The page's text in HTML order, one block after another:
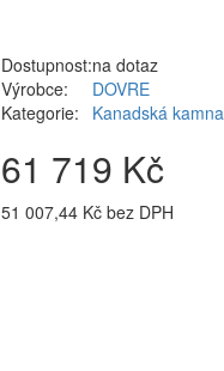
Dostupnost:na dotaz
Výrobce:
DOVRE
Kategorie:
Kanadská kamna
61 719 Kč
51 007,44 Kč bez DPH